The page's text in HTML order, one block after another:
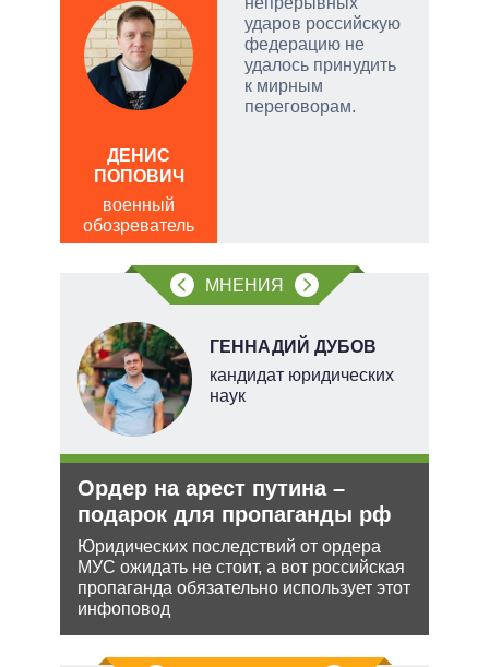
ударов российскую
федерацию не
удалось принудить
к мирным
переговорам.
ДЕНИС
ПОПОВИЧ
военный
обозреватель
МНЕНИЯ
ГЕННАДИЙ ДУБОВ
кандидат юридических
наук
Ордер на арест путина –
подарок для пропаганды рф
Юридических последствий от ордера
МУС ожидать не стоит, а вот российская
пропаганда обязательно использует этот
инфоповод